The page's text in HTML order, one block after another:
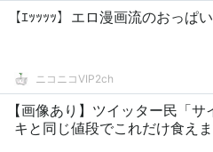
【ｴｯｯｯｯ】エロ漫画流のおっぱ
ニコニコVIP2ch
【画像あり】ツイッター民「
キと同じ値段でこれだけ食えま